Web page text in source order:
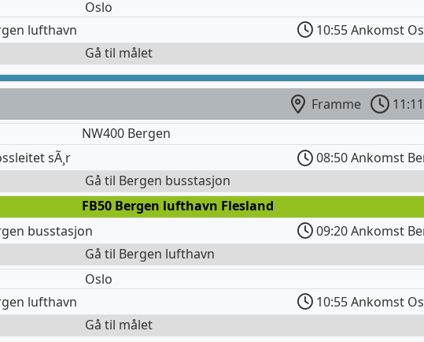
Oslo
lufthavn
10:55 Ankomst
Gå til målet
Framme
11:11
NW400 Bergen
sÃ¸r
08:50 Ankomst
Gå til Bergen busstasjon
FB50 Bergen lufthavn Flesland
busstasjon
09:20 Ankomst
Gå til Bergen lufthavn
Oslo
lufthavn
10:55 Ankomst
Gå til målet